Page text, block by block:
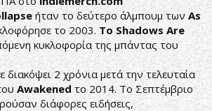
ήταν το δεύτερο άλμπουμ τωνAs
το 2003.Το Shadows Are
κυκλοφορία της μπάντας του
διακόψει 2 χρόνια μετά την τελευταία
Awakened το 2014. Το Σεπτέμβριο
διάφορες ειδήσεις,